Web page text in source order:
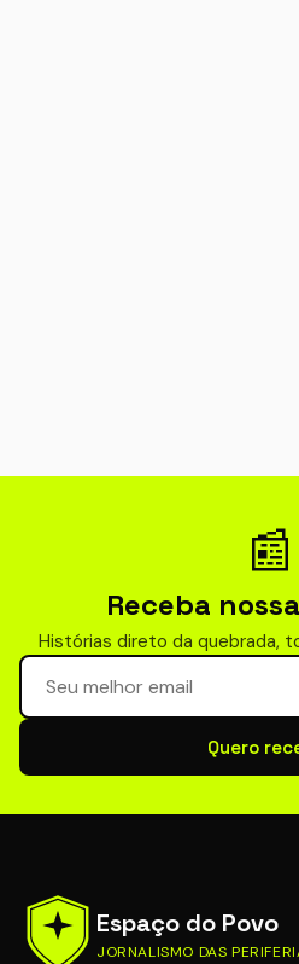
📰
Receba
Histórias direto da quebrada,
Seu email para newsletter
Quero
Espaço do Povo
JORNALISMO DAS